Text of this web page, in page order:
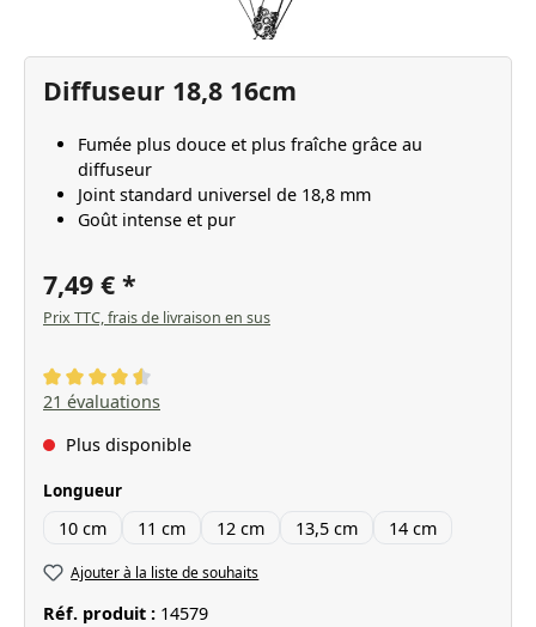
Diffuseur 18,8 16cm
Fumée plus douce et plus fraîche grâce au
diffuseur
Joint standard universel de 18,8 mm
Goût intense et pur
7,49 €
Prix TTC, frais de livraison en sus
Note moyenne de 4.57 sur 5 étoiles
21 évaluations
Plus disponible
Sélectionnez
Longueur
10 cm 11 cm 12 cm 13,5 cm 14 cm
Ajouter à la liste de souhaits
Réf. produit : 14579